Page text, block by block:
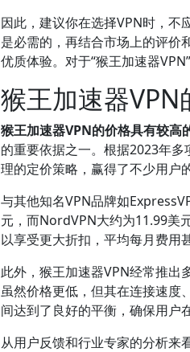
因此，建议你在选择VPN时，不
是必需的，再结合市场上的评价
优质体验。对于“猴王加速器
猴王加速器VPN
猴王加速器VPN的价格具有较高
的重要依据之一。根据2023年
理的定价策略，赢得了不少用户
与其他知名VPN品牌如
元，而NordVPN大约为11.99美
以享受更大折扣，平均每月费用
此外，猴王加速器VPN经常推出
虽然价格更低，但其在连接速度
间达到了良好的平衡，确保用户
从用户反馈和行业专家的分析来